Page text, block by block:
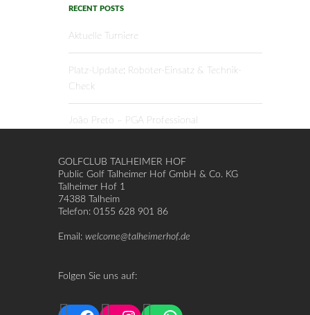
RECENT POSTS
Aktuelle Turniere
Platz-Update: Roboter-Einsatz & Technik-
Check
João Preto – PGA Professional
GOLFCLUB TALHEIMER HOF
Public Golf Talheimer Hof GmbH & Co. KG
Talheimer Hof 1
74388 Talheim
Telefon: 0155 628 901 86
Email: welcome@talheimerhof.de
Folgen Sie uns auf: